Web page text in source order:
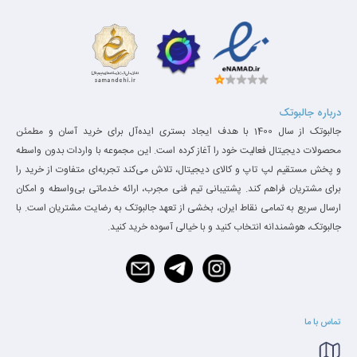
نمایشگری با وضوح تصویر مناسب
می برد . این نمایشگر قادر به نمایش تصاویر با رزولوشنی بالاتر از متوسط
لپ تاپ های تجاری است . نمایشگر این لپ تاپ با بهره مندی از بک
لایت LED و وضوح تصویر اچ دی پلاس ، امکاناتی بالاتر از استفاده
روزمره از لپ تاپی با استفاده عمومی را ارائه می نماید . بنابراین می
توانید علاوه بر کار روزانه ، جهت سرگرمی معمولی نیز از آن استفاده
درباره جالبوتک
جالبوتک از سال 1400 با هدف ایجاد بستری ایده‌آل برای خرید آسان و مطمئن
محصولات دیجیتال فعالیت خود را آغاز کرده است. این مجموعه با واردات بدون واسطه
و پخش مستقیم لپ تاپ و کالای دیجیتال، تلاش می‌کند تجربه‌ای متفاوت از خرید را
برای مشتریان فراهم کند. پشتیبانی تیم فنی مجرب، ارائه خدماتی بی‌واسطه و امکان
ارسال سریع به تمامی نقاط ایران، بخشی از تعهد جالبوتک به رضایت مشتریان است. با
جالبوتک، هوشمندانه انتخاب کنید و با خیالی آسوده خرید کنید.
تماس با ما